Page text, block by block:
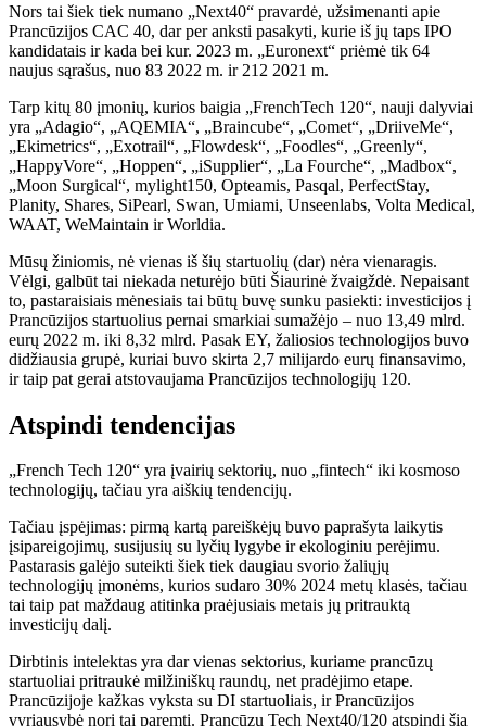
Nors tai šiek tiek numano „Next40“ pravardė, užsimenanti apie
Prancūzijos CAC 40, dar per anksti pasakyti, kurie iš jų taps IPO
kandidatais ir kada bei kur. 2023 m. „Euronext“ priėmė tik 64
naujus sąrašus, nuo 83 2022 m. ir 212 2021 m.
Tarp kitų 80 įmonių, kurios baigia „FrenchTech 120“, nauji dalyviai
yra „Adagio“, „AQEMIA“, „Braincube“, „Comet“, „DriiveMe“,
„Ekimetrics“, „Exotrail“, „Flowdesk“, „Foodles“, „Greenly“,
„HappyVore“, „Hoppen“, „iSupplier“, „La Fourche“, „Madbox“,
„Moon Surgical“, mylight150, Opteamis, Pasqal, PerfectStay,
Planity, Shares, SiPearl, Swan, Umiami, Unseenlabs, Volta Medical,
WAAT, WeMaintain ir Worldia.
Mūsų žiniomis, nė vienas iš šių startuolių (dar) nėra vienaragis.
Vėlgi, galbūt tai niekada neturėjo būti Šiaurinė žvaigždė. Nepaisant
to, pastaraisiais mėnesiais tai būtų buvę sunku pasiekti: investicijos į
Prancūzijos startuolius pernai smarkiai sumažėjo – nuo ​​13,49 mlrd.
eurų 2022 m. iki 8,32 mlrd. Pasak EY, žaliosios technologijos buvo
didžiausia grupė, kuriai buvo skirta 2,7 milijardo eurų finansavimo,
ir taip pat gerai atstovaujama Prancūzijos technologijų 120.
Atspindi tendencijas
„French Tech 120“ yra įvairių sektorių, nuo „fintech“ iki kosmoso
technologijų, tačiau yra aiškių tendencijų.
Tačiau įspėjimas: pirmą kartą pareiškėjų buvo paprašyta laikytis
įsipareigojimų, susijusių su lyčių lygybe ir ekologiniu perėjimu.
Pastarasis galėjo suteikti šiek tiek daugiau svorio žaliųjų
technologijų įmonėms, kurios sudaro 30% 2024 metų klasės, tačiau
tai taip pat maždaug atitinka praėjusiais metais jų pritrauktą
investicijų dalį.
Dirbtinis intelektas yra dar vienas sektorius, kuriame prancūzų
startuoliai pritraukė milžiniškų raundų, net pradėjimo etape.
Prancūzijoje kažkas vyksta su DI startuoliais, ir Prancūzijos
vyriausybė nori tai paremti. Prancūzų Tech Next40/120 atspindi šią